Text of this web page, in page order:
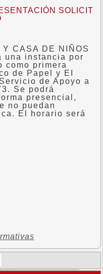
SOLICIT
CASA DE NIÑOS
una instancia por
como primera
de Papel y EI
de Apoyo a
Se podrá
presencial,
no puedan
El horario será